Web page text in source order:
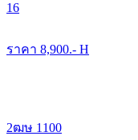
16
ราคา 8,900.- H
2ฒษ 1100